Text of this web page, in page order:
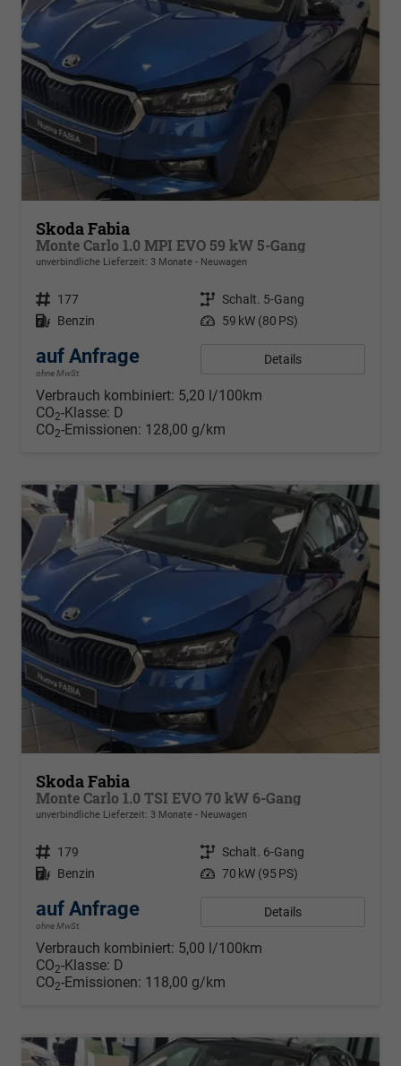
Skoda Fabia
Monte Carlo 1.0 MPI EVO 59 kW 5-Gang
unverbindliche Lieferzeit: 3 Monate Neuwagen
Fahrzeugnr. 177 Getriebe Schalt. 5-Gang
Kraftstoff Benzin Leistung 59 kW (80 PS)
auf Anfrage
ohne MwSt.
Details
Verbrauch kombiniert: 5,20 l/100km
CO2-Klasse: D
CO2-Emissionen: 128,00 g/km
Skoda Fabia
Monte Carlo 1.0 TSI EVO 70 kW 6-Gang
unverbindliche Lieferzeit: 3 Monate Neuwagen
Fahrzeugnr. 179 Getriebe Schalt. 6-Gang
Kraftstoff Benzin Leistung 70 kW (95 PS)
auf Anfrage
ohne MwSt.
Details
Verbrauch kombiniert: 5,00 l/100km
CO2-Klasse: D
CO2-Emissionen: 118,00 g/km